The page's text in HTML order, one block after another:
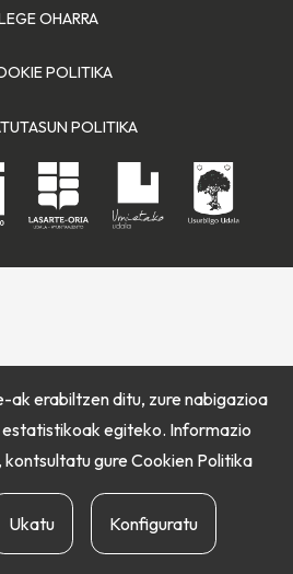
OHARRA
POLITIKA
POLITIKA
ak erabiltzen ditu, zure nabigazioa
egiteko. Informazio
kontsultatu gure Cookien Politika
Ukatu Konfiguratu